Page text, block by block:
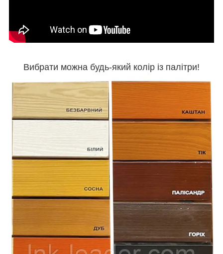
Вибрати можна будь-який колір із палітри!